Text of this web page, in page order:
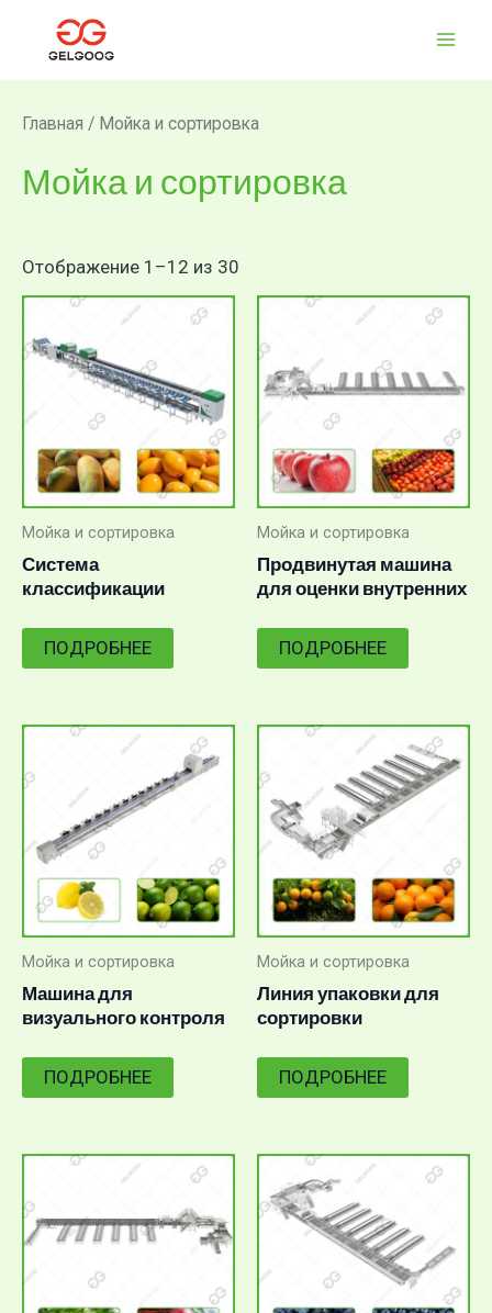
Перейти
содержимому
Главная / Мойка и сортировка
Мойка и сортировка
Отображение 1–12 из 30
Мойка и сортировка
Система
классификации
манго
ПОДРОБНЕЕ
Мойка и сортировка
Продвинутая машина
для оценки внутренних
ПОДРОБНЕЕ
Мойка и сортировка
Машина для
визуального контроля
производительностью
1-3 тонны/час
ПОДРОБНЕЕ
Мойка и сортировка
Линия упаковки для
сортировки
содержанию сахара
(брикс) для экспорта.
ПОДРОБНЕЕ